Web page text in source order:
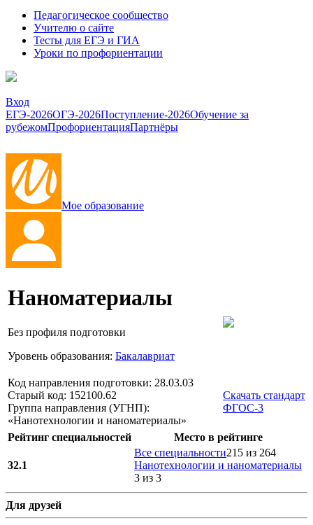
Педагогическое сообщество
Учителю о сайте
Тесты для ЕГЭ и ГИА
Уроки по профориентации
Вход
ЕГЭ-2026ОГЭ-2026Поступление-2026Обучение за
рубежомПрофориентацияПартнёры
Мое образование
Наноматериалы
Без профиля подготовки
Уровень образования: Бакалавриат
Код направления подготовки: 28.03.03
Старый код: 152100.62
Группа направления (УГНП):
«Нанотехнологии и наноматериалы»
Скачать стандарт
ФГОС-3
Рейтинг специальностей Место в рейтинге
32.1
Все специальности215 из 264
Нанотехнологии и наноматериалы
3 из 3
Для друзей